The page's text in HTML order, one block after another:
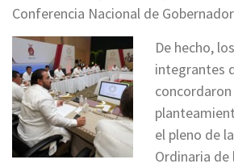
Conferencia Nacional de
De hecho,
integrantes
el pleno de
Ordinaria de